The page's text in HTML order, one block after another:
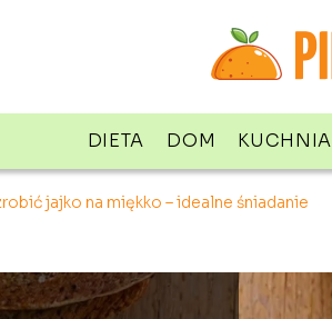
DIETA DOM KUCHNIA
jajko na miękko – idealne śniadanie